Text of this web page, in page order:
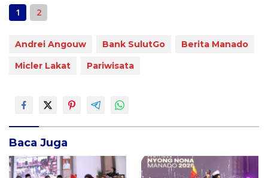
1
2
Andrei Angouw Bank SulutGo
Berita Manado
Micler Lakat
Pariwisata
Baca Juga